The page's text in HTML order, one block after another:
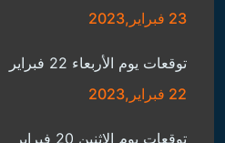
23 فبراير,2023
توقعات يوم الأربعاء 22 فبراير
22 فبراير,2023
توقعات يوم الاثنين 20 فبراير